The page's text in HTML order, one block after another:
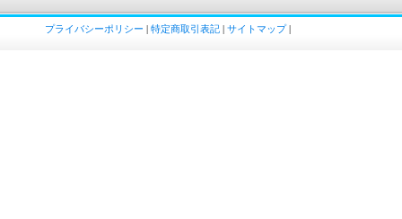
プライバシーポリシー | 特定商取引表記 | サイトマップ|